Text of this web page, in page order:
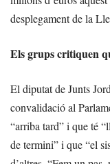
desplegament de la
Els grups critiquen
El diputat de Junts
convalidació al
“arriba tard” i que té
de termini” i que “el